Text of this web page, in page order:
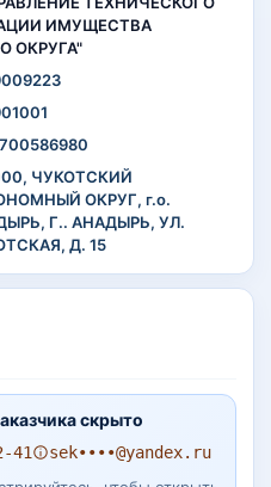
ИМУЩЕСТВА
ОКРУГА"
ЧУКОТСКИЙ
ОКРУГ, г.о.
Г.. АНАДЫРЬ, УЛ.
Д. 15
скрыто
41
sek••••@yandex.ru